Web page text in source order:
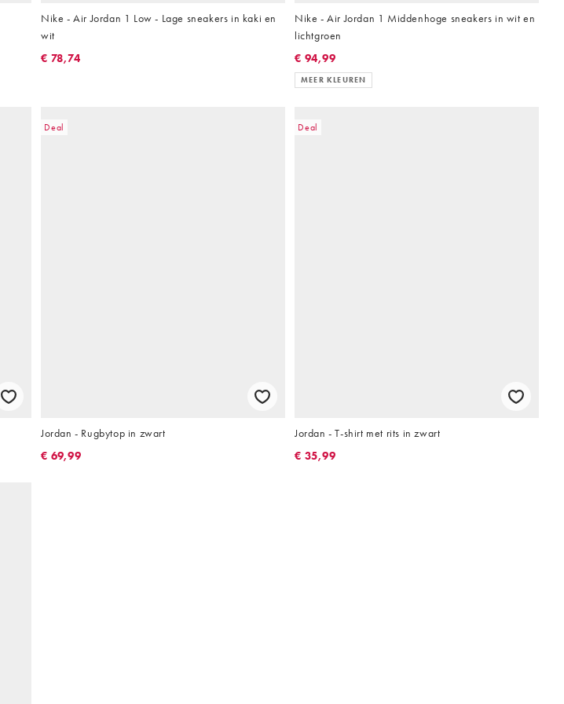
Nike - Air Jordan 1 Low - Lage sneakers in kaki en
wit
€ 78,74
Nike - Air Jordan 1 Middenhoge sneakers in wit en
lichtgroen
€ 94,99
MEER KLEUREN
Deal
Jordan - Rugbytop in zwart
€ 69,99
Deal
Jordan - T-shirt met rits in zwart
€ 35,99